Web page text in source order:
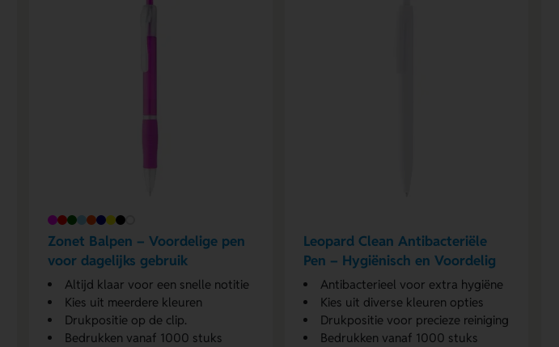
Zonet Balpen – Voordelige pen
voor dagelijks gebruik
Altijd klaar voor een snelle notitie
Kies uit meerdere kleuren
Drukpositie op de clip.
Bedrukken vanaf 1000 stuks
Leopard Clean Antibacteriële
Pen – Hygiënisch en Voordelig
Antibacterieel voor extra hygiëne
Kies uit diverse kleuren opties
Drukpositie voor precieze reiniging
Bedrukken vanaf 1000 stuks